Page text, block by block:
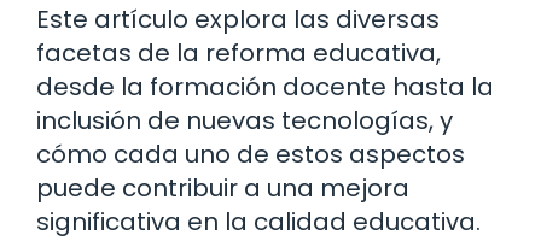
Este artículo explora las diversas
facetas de la reforma educativa,
desde la formación docente hasta la
inclusión de nuevas tecnologías, y
cómo cada uno de estos aspectos
puede contribuir a una mejora
significativa en la calidad educativa.